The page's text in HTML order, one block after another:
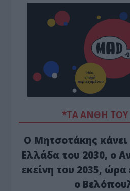
*ΤΑ ΆΝΘΗ
Ο Μητσοτάκης κάνει
Ελλάδα του 2030, ο
εκείνη του 2035, ώρα
ο